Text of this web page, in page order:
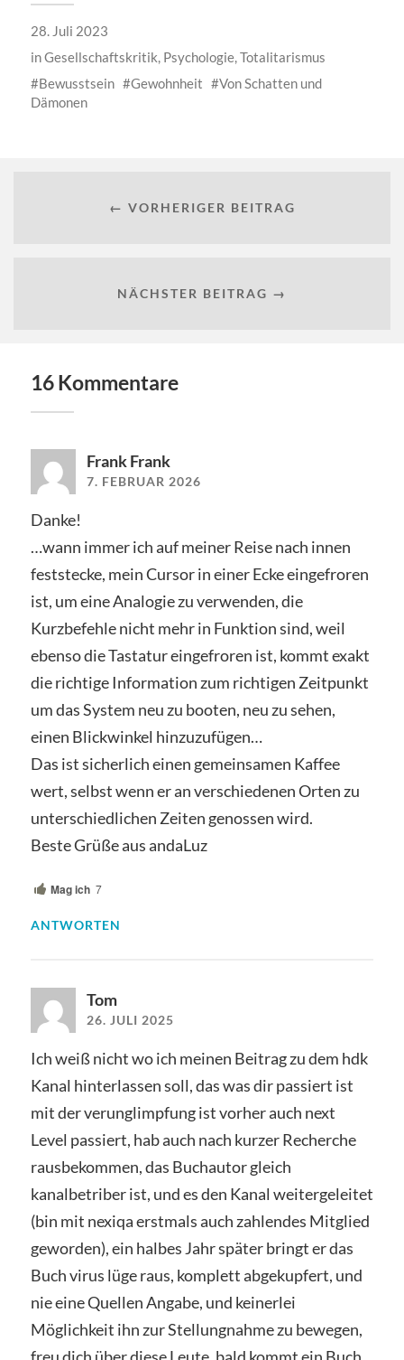
28. Juli 2023
inGesellschaftskritik, Psychologie,Totalitarismus
Bewusstsein
Gewohnheit
Von Schatten und
Dämonen
← VORHERIGER BEITRAG
NÄCHSTER BEITRAG →
16 Kommentare
Frank Frank
7. FEBRUAR 2026
Danke!
…wann immer ich auf meiner Reise nach innen
feststecke, mein Cursor in einer Ecke eingefroren
ist, um eine Analogie zu verwenden, die
Kurzbefehle nicht mehr in Funktion sind, weil
ebenso die Tastatur eingefroren ist, kommt exakt
die richtige Information zum richtigen Zeitpunkt
um das System neu zu booten, neu zu sehen,
einen Blickwinkel hinzuzufügen…
Das ist sicherlich einen gemeinsamen Kaffee
wert, selbst wenn er an verschiedenen Orten zu
unterschiedlichen Zeiten genossen wird.
Beste Grüße aus andaLuz
Mag ich 7
ANTWORTEN
Tom
26. JULI 2025
Ich weiß nicht wo ich meinen Beitrag zu dem hdk
Kanal hinterlassen soll, das was dir passiert ist
mit der verunglimpfung ist vorher auch next
Level passiert, hab auch nach kurzer Recherche
rausbekommen, das Buchautor gleich
kanalbetriber ist, und es den Kanal weitergeleitet
(bin mit nexiqa erstmals auch zahlendes Mitglied
geworden), ein halbes Jahr später bringt er das
Buch virus lüge raus, komplett abgekupfert, und
nie eine Quellen Angabe, und keinerlei
Möglichkeit ihn zur Stellungnahme zu bewegen,